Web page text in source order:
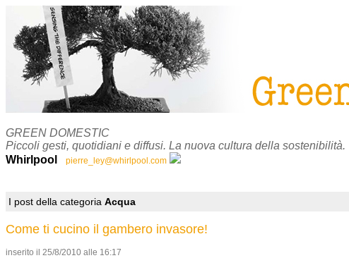
GREEN DOMESTIC
Piccoli gesti, quotidiani e diffusi. La nuova cultura della sostenibilità.
Whirlpool
pierre_ley@whirlpool.com
I post della categoria Acqua
Come ti cucino il gambero invasore!
inserito il 25/8/2010 alle 16:17